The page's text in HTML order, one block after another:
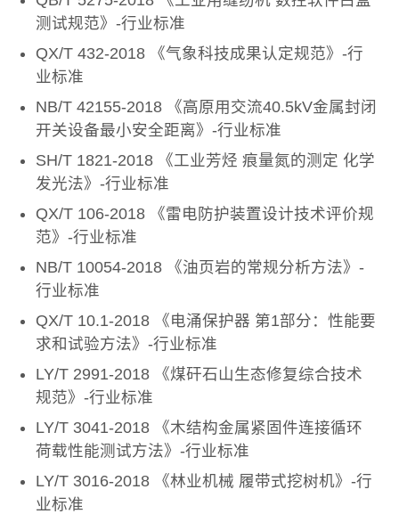
测试规范》-行业标准
QX/T 432-2018 《气象科技成果认定规范》-行
业标准
NB/T 42155-2018 《高原用交流40.5kV金属封闭
开关设备最小安全距离》-行业标准
SH/T 1821-2018 《工业芳烃 痕量氮的测定 化学
发光法》-行业标准
QX/T 106-2018 《雷电防护装置设计技术评价规
范》-行业标准
NB/T 10054-2018 《油页岩的常规分析方法》-
行业标准
QX/T 10.1-2018 《电涌保护器 第1部分：性能要
求和试验方法》-行业标准
LY/T 2991-2018 《煤矸石山生态修复综合技术
规范》-行业标准
LY/T 3041-2018 《木结构金属紧固件连接循环
荷载性能测试方法》-行业标准
LY/T 3016-2018 《林业机械 履带式挖树机》-行
业标准